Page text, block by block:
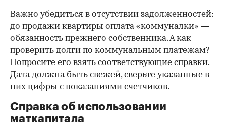
Важно убедиться в отсутствии задолженностей:
до продажи квартиры оплата «коммуналки» —
обязанность прежнего собственника. А как
проверить долги по коммунальным платежам?
Попросите его взять соответствующие справки.
Дата должна быть свежей, сверьте указанные в
них цифры с показаниями счетчиков.
Справка об использовании
маткапитала